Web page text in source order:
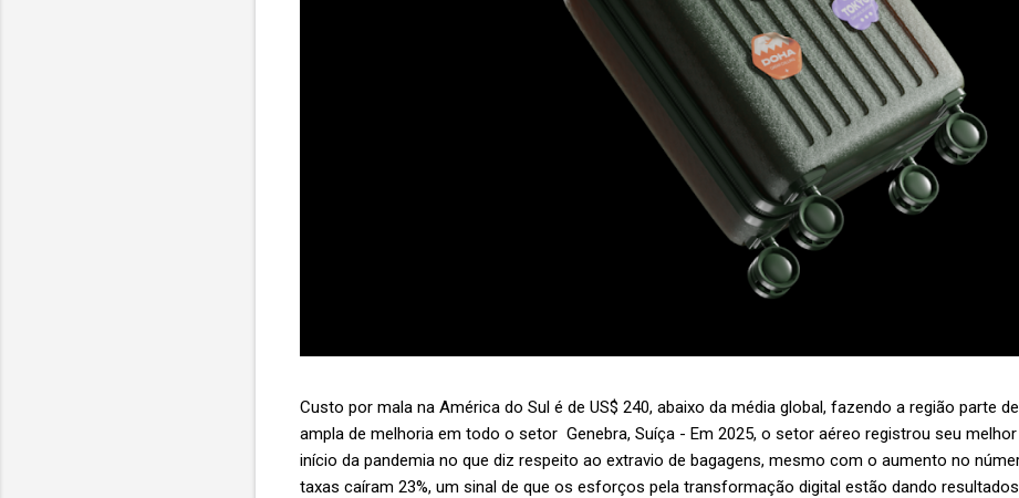
Custo por mala na América do Sul é de US$ 240, abaixo da média global, fazendo a região parte
ampla de melhoria em todo o setor Genebra, Suíça - Em 2025, o setor aéreo registrou seu
início da pandemia no que diz respeito ao extravio de bagagens, mesmo com o aumento no
taxas caíram 23%, um sinal de que os esforços pela transformação digital estão dando